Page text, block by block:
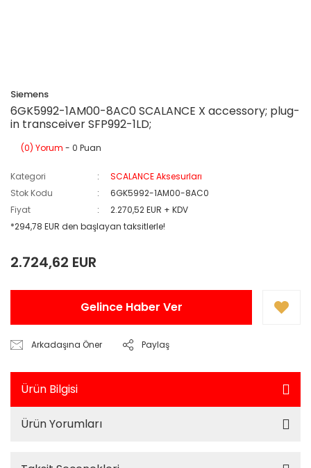
Siemens
6GK5992-1AM00-8AC0 SCALANCE X accessory; plug-
in transceiver SFP992-1LD;
(0) Yorum - 0 Puan
Kategori
SCALANCE Aksesurları
Stok Kodu
6GK5992-1AM00-8AC0
Fiyat
2.270,52 EUR + KDV
*294,78 EUR den başlayan taksitlerle!
2.724,62 EUR
Gelince Haber Ver
Arkadaşına Öner Paylaş
Ürün Bilgisi
Ürün Yorumları